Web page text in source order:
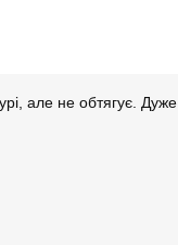
але не обтягує. Дуже